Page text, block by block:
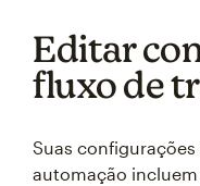
Editar
fluxo de
Suas
automação incluem